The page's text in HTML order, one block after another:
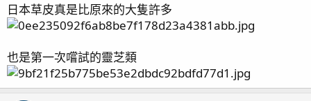
日本草皮真是比原來的大隻許多
也是第一次嚐試的靈芝類